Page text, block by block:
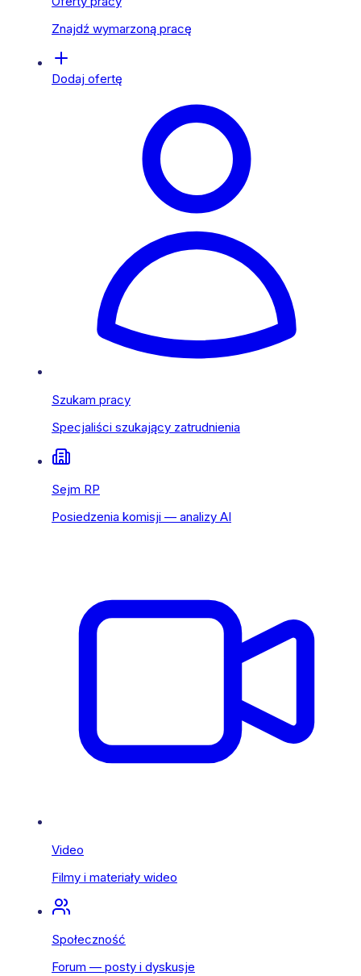
Znajdź wymarzoną pracę
Dodaj ofertę
Szukam pracy
Specjaliści szukający zatrudnienia
Sejm RP
Posiedzenia komisji — analizy AI
Video
Filmy i materiały wideo
Społeczność
Forum — posty i dyskusje